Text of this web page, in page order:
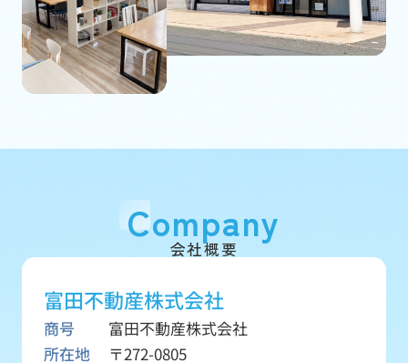
Company
会社概要
富田不動産株式会社
商号
富田不動産株式会社
所在地
〒272-0805